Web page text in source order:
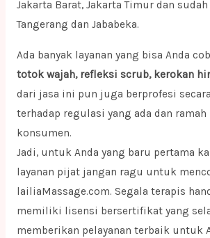
Jakarta Barat, Jakarta Timur dan
Tangerang dan Jababeka.
Ada banyak layanan yang bisa Anda
totok wajah, refleksi scrub, kerokan
dari jasa ini pun juga berprofesi
terhadap regulasi yang ada dan ramah
konsumen.
Jadi, untuk Anda yang baru pertama
layanan pijat jangan ragu untuk
lailiaMassage.com. Segala terapis
memiliki lisensi bersertifikat yang
memberikan pelayanan terbaik untuk